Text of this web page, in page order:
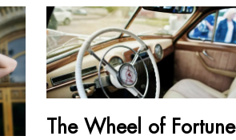
The Wheel of Fortune